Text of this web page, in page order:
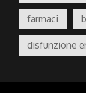
farmaci
disfunzione